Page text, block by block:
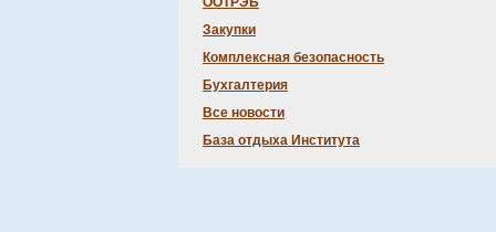
Закупки
Комплексная безопасность
Бухгалтерия
Все новости
База отдыха Института